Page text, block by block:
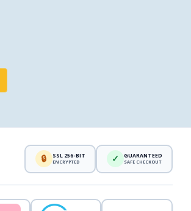
🔒 SSL 256-BIT
ENCRYPTED ✓ GUARANTEED
SAFE CHECKOUT